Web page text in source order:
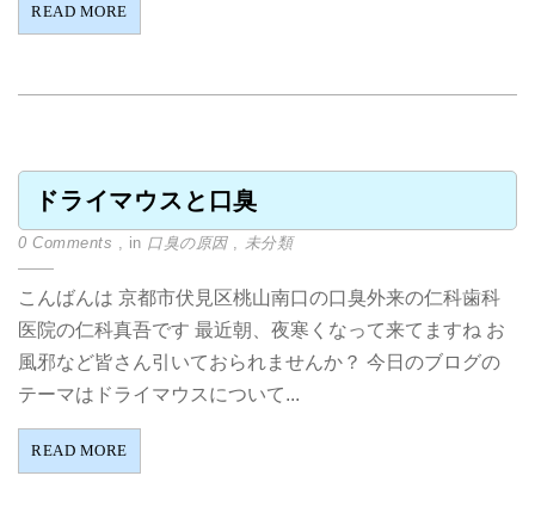
READ MORE
ドライマウスと口臭
0 Comments , in 口臭の原因, 未分類
こんばんは 京都市伏見区桃山南口の口臭外来の仁科歯科
医院の仁科真吾です 最近朝、夜寒くなって来てますね お
風邪など皆さん引いておられませんか？ 今日のブログの
テーマはドライマウスについて...
READ MORE